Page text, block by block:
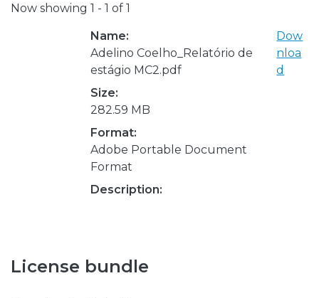
Now showing 1 - 1 of 1
Name:
Adelino Coelho_Relatório de
estágio MC2.pdf
Size:
282.59 MB
Format:
Adobe Portable Document
Format
Description:
Dow
nloa
d
License bundle